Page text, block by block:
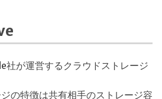
が運営するクラウドストレージ
の特徴は共有相手のストレージ容